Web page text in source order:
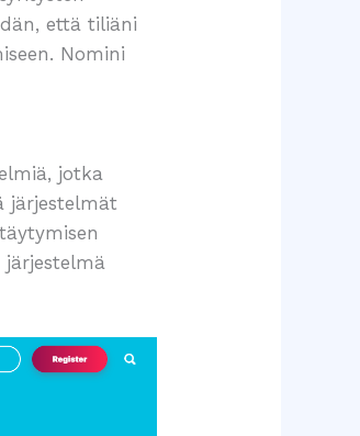
että tiliäni
Nomini
jotka
järjestelmät